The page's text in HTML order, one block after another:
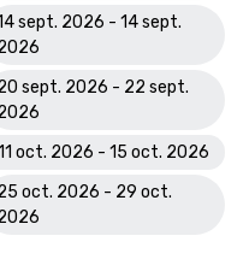
sept. 2026 - 14 sept.
sept. 2026 - 22 sept.
oct. 2026 - 15 oct. 2026
oct. 2026 - 29 oct.